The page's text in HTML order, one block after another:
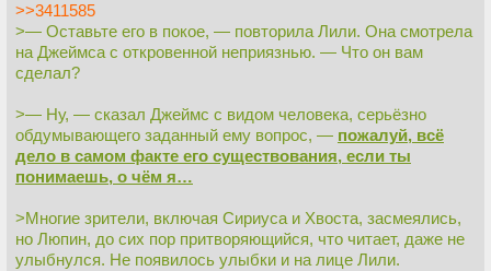
>>3411585
>— Оставьте его в покое, — повторила Лили. Она смотрела
на Джеймса с откровенной неприязнью. — Что он вам
сделал?
>— Ну, — сказал Джеймс с видом человека, серьёзно
обдумывающего заданный ему вопрос, — пожалуй, всё
дело в самом факте его существования, если ты
понимаешь, о чём я…
>Многие зрители, включая Сириуса и Хвоста, засмеялись,
но Люпин, до сих пор притворяющийся, что читает, даже не
улыбнулся. Не появилось улыбки и на лице Лили.